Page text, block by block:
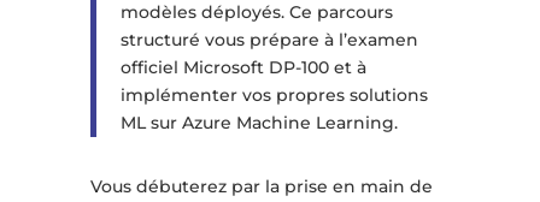
modèles déployés. Ce parcours
structuré vous prépare à l’examen
officiel Microsoft DP-100 et à
implémenter vos propres solutions
ML sur Azure Machine Learning.
Vous débuterez par la prise en main de